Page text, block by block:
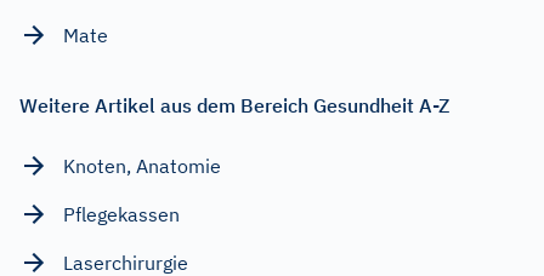
Mate
Weitere Artikel aus dem Bereich Gesundheit A-Z
Knoten, Anatomie
Pflegekassen
Laserchirurgie